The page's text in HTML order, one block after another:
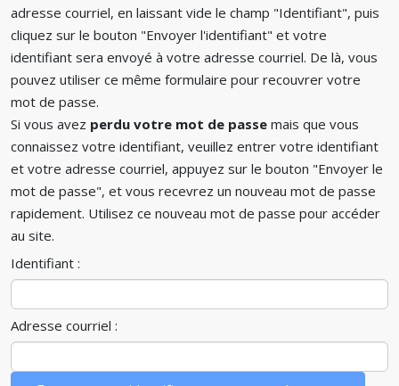
adresse courriel, en laissant vide le champ "Identifiant", puis
cliquez sur le bouton "Envoyer l'identifiant" et votre
identifiant sera envoyé à votre adresse courriel. De là, vous
pouvez utiliser ce même formulaire pour recouvrer votre
mot de passe.
Si vous avez perdu votre mot de passe mais que vous
connaissez votre identifiant, veuillez entrer votre identifiant
et votre adresse courriel, appuyez sur le bouton "Envoyer le
mot de passe", et vous recevrez un nouveau mot de passe
rapidement. Utilisez ce nouveau mot de passe pour accéder
au site.
Identifiant :
Adresse courriel :